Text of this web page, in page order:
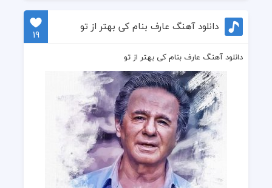
دانلود آهنگ عارف بنام کی بهتر از تو
19
دانلود آهنگ عارف بنام کی بهتر از تو